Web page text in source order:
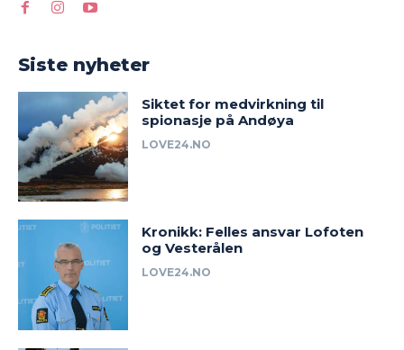
Siste nyheter
Siktet for medvirkning til
spionasje på Andøya
LOVE24.NO
Kronikk: Felles ansvar Lofoten
og Vesterålen
LOVE24.NO